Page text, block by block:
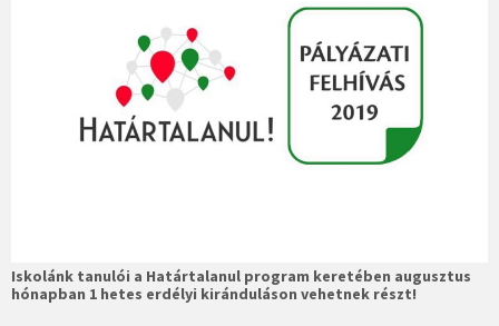
Iskolánk tanulói a Határtalanul program keretében augusztus
hónapban 1 hetes erdélyi kiránduláson vehetnek részt!